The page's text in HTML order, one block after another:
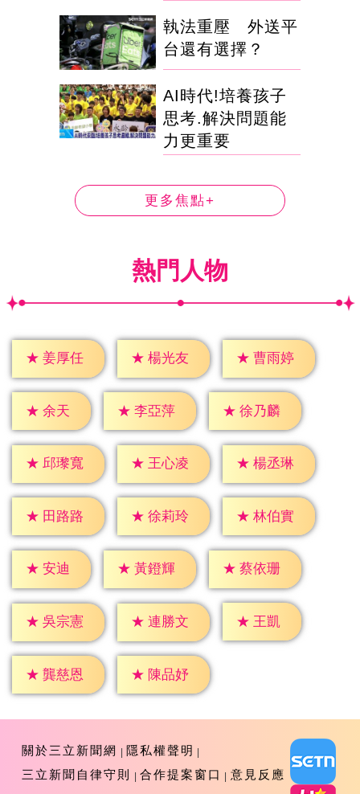
執法重壓 外送平
台還有選擇？
AI時代!培養孩子
思考.解決問題能
力更重要
更多焦點+
熱門人物
★ 姜厚任 ★ 楊光友 ★ 曹雨婷
★ 余天 ★ 李亞萍 ★ 徐乃麟
★ 邱瓈寬 ★ 王心凌 ★ 楊丞琳
★ 田路路 ★ 徐莉玲 ★ 林伯實
★ 安迪 ★ 黃鐙輝 ★ 蔡依珊
★ 吳宗憲 ★ 連勝文 ★ 王凱
★ 龔慈恩 ★ 陳品妤
關於三立新聞網
隱私權聲明
三立新聞自律守則
合作提案窗口 意見反應